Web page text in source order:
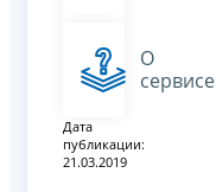
О
сервисе
Дата
публикации:
21.03.2019